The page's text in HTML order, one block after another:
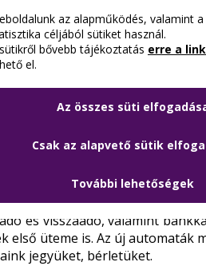
Déli pályaudvar
a jelenlegi
további, ideiglenes
a mai naptól a rendelkezés
vonaljegyet utasaink.
nem árusítanak,
értékesítési pontjai mellett a
teheti, ezeknél a
új, a mai kor
és visszaadó, valamint
üteme is. Az új automaták
jegyüket, bérletüket.
az alapműködés, valamint
céljából sütiket használ.
bővebb tájékoztatás erre a
el.
Az összes süti
Csak az alapvető sütik
További lehetőségek